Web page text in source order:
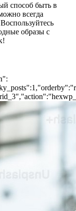
способ быть в
всегда
образы с